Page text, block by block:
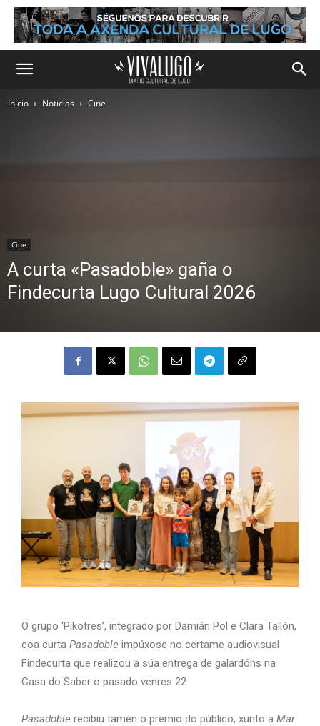
Inicio Noticias Cine
Cine
A curta «Pasadoble» gaña o
Findecurta Lugo Cultural 2026
O grupo ‘Pikotres’, integrado por Damián Pol e Clara Tallón,
coa curta Pasadoble impúxose no certame audiovisual
Findecurta que realizou a súa entrega de galardóns na
Casa do Saber o pasado venres 22.
Pasadoble recibiu tamén o premio do público, xunto a Mar